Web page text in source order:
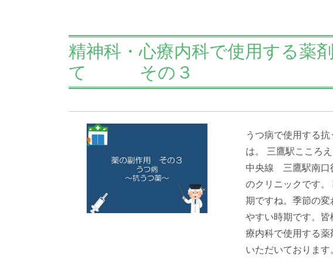
精神科・心療内科で使用する薬
て その３
うつ病で使用する
は。 三鷹駅こころ
中央線 三鷹駅南口
のクリニックです
期ですね。季節の
やすい時期です。
療内科で使用する
いただいておりま